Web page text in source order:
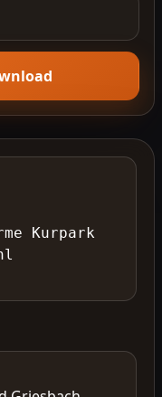
Kurpark